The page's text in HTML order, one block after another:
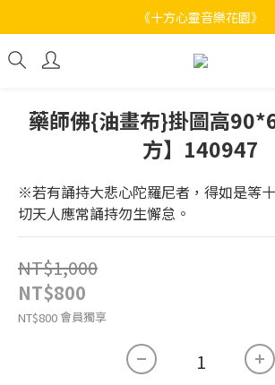
《十方心靈音樂花園》
《十方心靈音樂花園》
Welcome
藥師佛{油畫布}掛圖高
方】140947
※若有誦持大悲心陀羅尼者，得如是等
切天人應常誦持勿生懈怠。
NT$1,000
NT$800
NT$800會員獨享